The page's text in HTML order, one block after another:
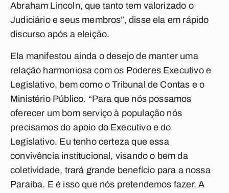
Abraham Lincoln, que tanto tem valorizado o
Judiciário e seus membros”, disse ela em rápido
discurso após a eleição.
Ela manifestou ainda o desejo de manter uma
relação harmoniosa com os Poderes Executivo e
Legislativo, bem como o Tribunal de Contas e o
Ministério Público. “Para que nós possamos
oferecer um bom serviço à população nós
precisamos do apoio do Executivo e do
Legislativo. Eu tenho certeza que essa
convivência institucional, visando o bem da
coletividade, trará grande benefício para a nossa
Paraíba. E é isso que nós pretendemos fazer. A